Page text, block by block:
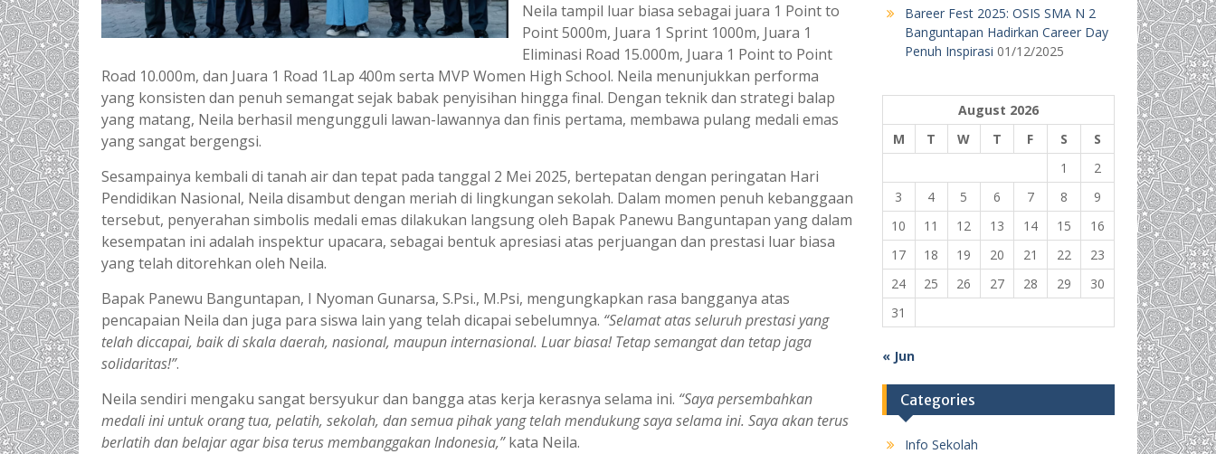
Neila tampil luar biasa sebagai juara 1 Point to
Point 5000m, Juara 1 Sprint 1000m, Juara 1
Eliminasi Road 15.000m, Juara 1 Point to Point
Road 10.000m, dan Juara 1 Road 1Lap 400m serta MVP Women High School. Neila menunjukkan performa
yang konsisten dan penuh semangat sejak babak penyisihan hingga final. Dengan teknik dan strategi balap
yang matang, Neila berhasil mengungguli lawan-lawannya dan finis pertama, membawa pulang medali emas
yang sangat bergengsi.
Sesampainya kembali di tanah air dan tepat pada tanggal 2 Mei 2025, bertepatan dengan peringatan Hari
Pendidikan Nasional, Neila disambut dengan meriah di lingkungan sekolah. Dalam momen penuh kebanggaan
tersebut, penyerahan simbolis medali emas dilakukan langsung oleh Bapak Panewu Banguntapan yang dalam
kesempatan ini adalah inspektur upacara, sebagai bentuk apresiasi atas perjuangan dan prestasi luar biasa
yang telah ditorehkan oleh Neila.
Bapak Panewu Banguntapan, I Nyoman Gunarsa, S.Psi., M.Psi, mengungkapkan rasa bangganya atas
pencapaian Neila dan juga para siswa lain yang telah dicapai sebelumnya. “Selamat atas seluruh prestasi yang
telah diccapai, baik di skala daerah, nasional, maupun internasional. Luar biasa! Tetap semangat dan tetap jaga
solidaritas!”.
Neila sendiri mengaku sangat bersyukur dan bangga atas kerja kerasnya selama ini. “Saya persembahkan
medali ini untuk orang tua, pelatih, sekolah, dan semua pihak yang telah mendukung saya selama ini. Saya akan terus
berlatih dan belajar agar bisa terus membanggakan Indonesia,”kata Neila.
Bareer Fest 2025: OSIS SMA N 2
Banguntapan Hadirkan Career Day
Penuh Inspirasi 01/12/2025
August 2026
M
T W T F S
S
1
2
3
4 5 6 7 8
9
10
11 12 13 14 15
16
17
18 19 20 21 22
23
24
25 26 27 28 29
30
31
« Jun
Categories
Info Sekolah